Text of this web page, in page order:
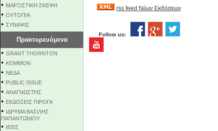
• ΜΑΡΞΙΣΤΙΚΗ ΣΚΕΨΗ
• ΟΥΤΟΠΙΑ
• ΣΥΝΑΨΙΣ
Πρακτορευόμενα
• GRANT THORNTON
• KOMMON
• NEΔΑ
• PUBLIC ISSUE
• ΑΝΑΓΝΩΣΤΗΣ
• ΕΚΔΟΣΕΙΣ ΠΙΡΟΓΑ
• ΙΔΡΥΜΑ ΒΑΣΙΛΗΣ
ΠΑΠΑΝΤΩΝΙΟΥ
• ΙΕΘΣ
rss feed Νέων Εκδόσεων
Follow us: